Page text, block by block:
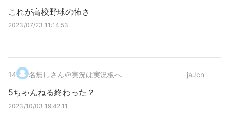
これが高校野球の怖さ
2023/07/23 11:14:53
14. 名無しさん＠実況は実況板へ jaJcn
5ちゃんねる終わった？
2023/10/03 19:42:11